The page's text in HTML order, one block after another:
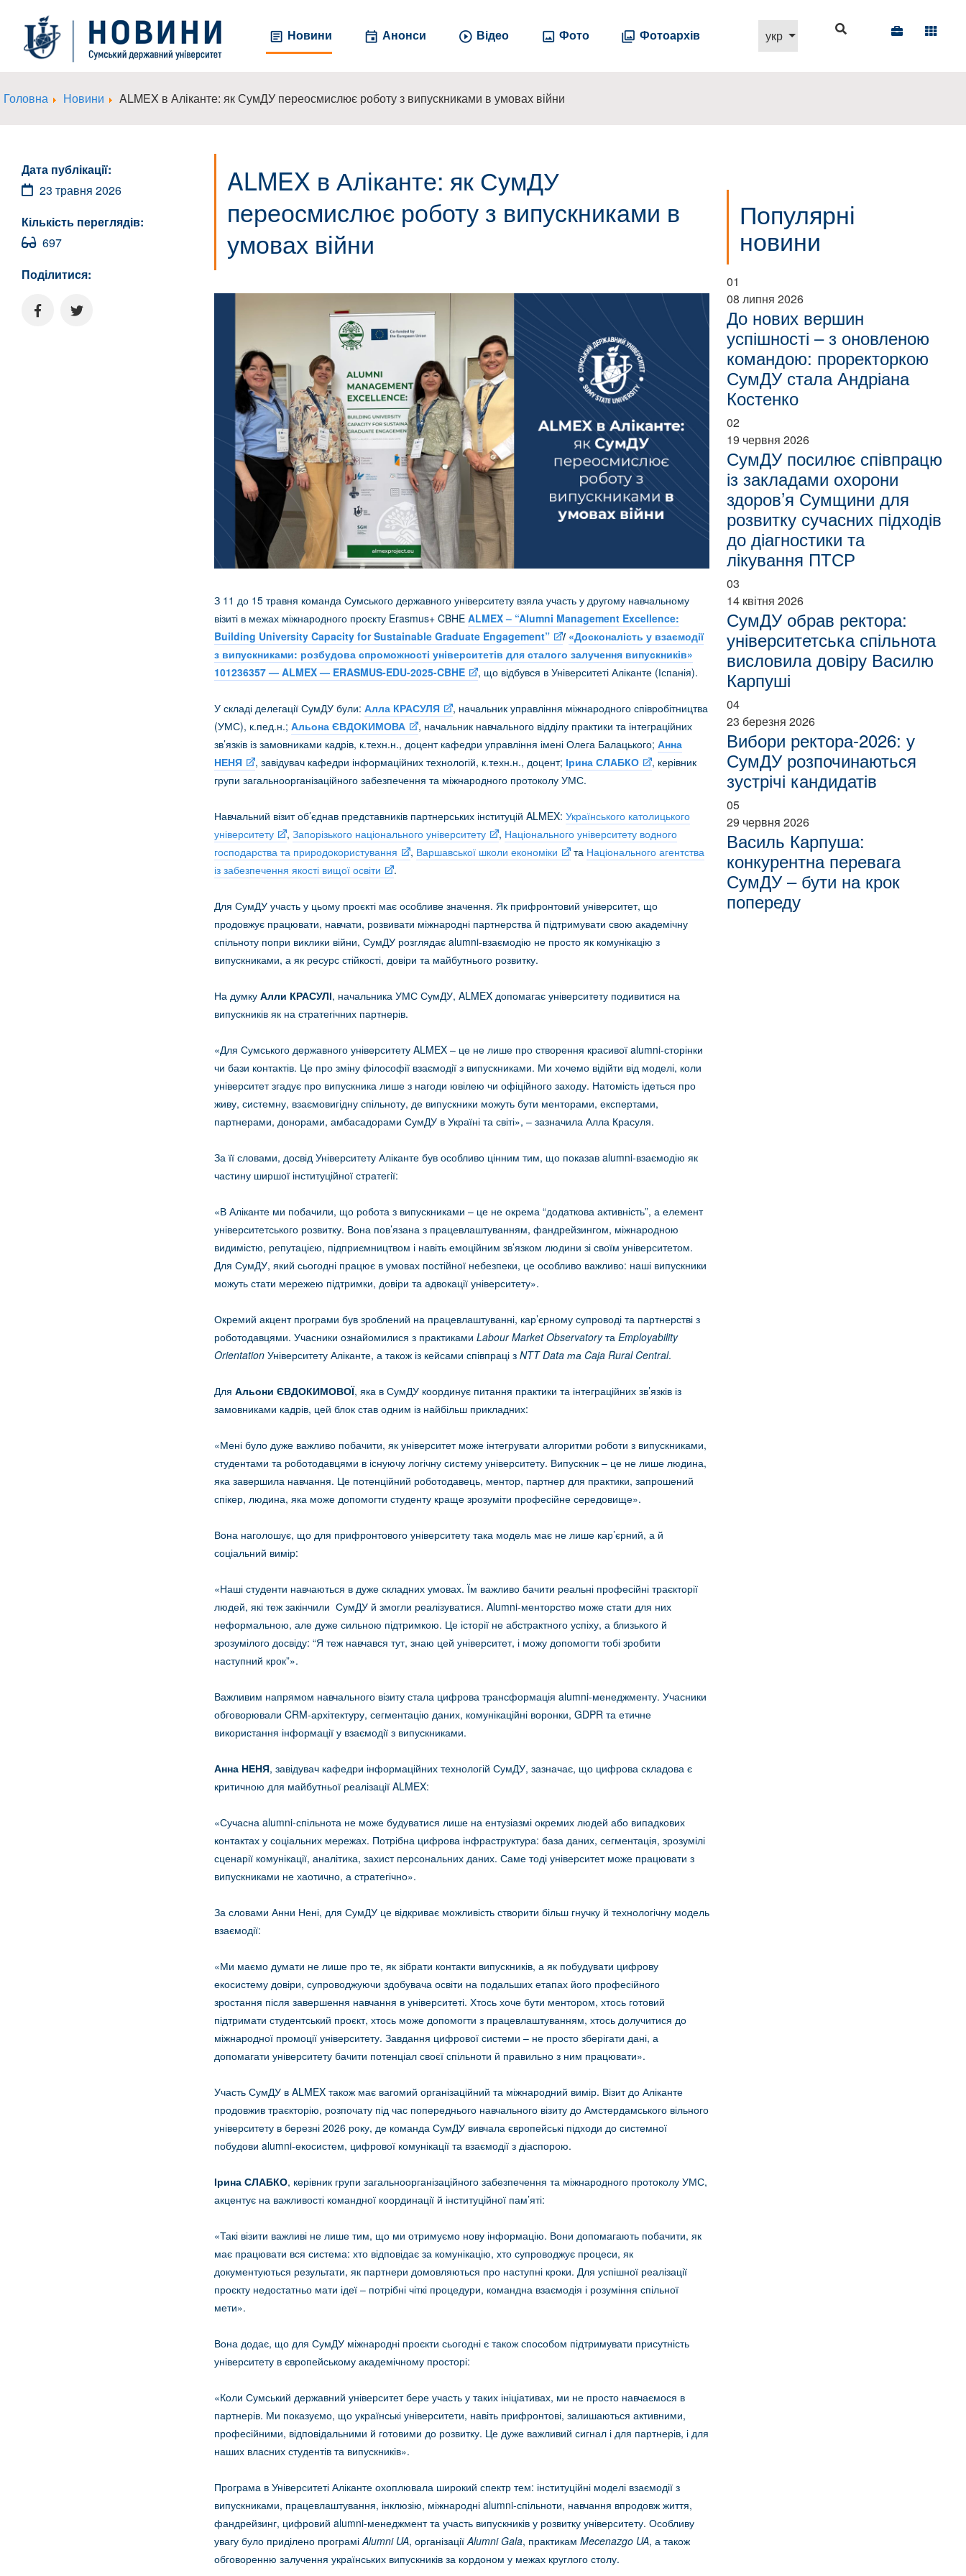
Виберіть свою мову
укр
Новини Анонси Відео Фото Фотоархів
Головна Новини ALMEX в Аліканте: як СумДУ переосмислює роботу з випускниками в умовах війни
Дата публікації:
23 травня 2026
Кількість переглядів:
697
Поділитися:
ALMEX в Аліканте: як СумДУ
переосмислює роботу з випускниками в
умовах війни
З 11 до 15 травня команда Сумського державного університету взяла участь у другому навчальному
візиті в межах міжнародного проєкту Erasmus+ CBHE ALMEX – “Alumni Management Excellence:
Building University Capacity for Sustainable Graduate Engagement”
/ «Досконалість у взаємодії
з випускниками: розбудова спроможності університетів для сталого залучення випускників»
101236357 — ALMEX — ERASMUS-EDU-2025-CBHE
, що відбувся в Університеті Аліканте (Іспанія).
У складі делегації СумДУ були: Алла КРАСУЛЯ
, начальник управління міжнародного співробітництва
(УМС), к.пед.н.; Альона ЄВДОКИМОВА
, начальник навчального відділу практики та інтеграційних
зв’язків із замовниками кадрів, к.техн.н., доцент кафедри управління імені Олега Балацького; Анна
НЕНЯ
, завідувач кафедри інформаційних технологій, к.техн.н., доцент; Ірина СЛАБКО
, керівник
групи загальноорганізаційного забезпечення та міжнародного протоколу УМС.
Навчальний візит об’єднав представників партнерських інституцій ALMEX: Українського католицького
університету
, Запорізького національного університету , Національного університету водного
господарства та природокористування
, Варшавської школи економіки та Національного агентства
із забезпечення якості вищої освіти
.
Для СумДУ участь у цьому проєкті має особливе значення. Як прифронтовий університет, що
продовжує працювати, навчати, розвивати міжнародні партнерства й підтримувати свою академічну
спільноту попри виклики війни, СумДУ розглядає alumni-взаємодію не просто як комунікацію з
випускниками, а як ресурс стійкості, довіри та майбутнього розвитку.
На думку Алли КРАСУЛІ, начальника УМС СумДУ, ALMEX допомагає університету подивитися на
випускників як на стратегічних партнерів.
«Для Сумського державного університету ALMEX – це не лише про створення красивої alumni-сторінки
чи бази контактів. Це про зміну філософії взаємодії з випускниками. Ми хочемо відійти від моделі, коли
університет згадує про випускника лише з нагоди ювілею чи офіційного заходу. Натомість ідеться про
живу, системну, взаємовигідну спільноту, де випускники можуть бути менторами, експертами,
партнерами, донорами, амбасадорами СумДУ в Україні та світі», – зазначила Алла Красуля.
За її словами, досвід Університету Аліканте був особливо цінним тим, що показав alumni-взаємодію як
частину ширшої інституційної стратегії:
«В Аліканте ми побачили, що робота з випускниками – це не окрема “додаткова активність”, а елемент
університетського розвитку. Вона пов’язана з працевлаштуванням, фандрейзингом, міжнародною
видимістю, репутацією, підприємництвом і навіть емоційним зв’язком людини зі своїм університетом.
Для СумДУ, який сьогодні працює в умовах постійної небезпеки, це особливо важливо: наші випускники
можуть стати мережею підтримки, довіри та адвокації університету».
Окремий акцент програми був зроблений на працевлаштуванні, кар’єрному супроводі та партнерстві з
роботодавцями. Учасники ознайомилися з практиками Labour Market Observatoryта Employability
OrientationУніверситету Аліканте, а також із кейсами співпраці з NTT Data та Caja Rural Central.
Для Альони ЄВДОКИМОВОЇ, яка в СумДУ координує питання практики та інтеграційних зв’язків із
замовниками кадрів, цей блок став одним із найбільш прикладних:
«Мені було дуже важливо побачити, як університет може інтегрувати алгоритми роботи з випускниками,
студентами та роботодавцями в існуючу логічну систему університету. Випускник – це не лише людина,
яка завершила навчання. Це потенційний роботодавець, ментор, партнер для практики, запрошений
спікер, людина, яка може допомогти студенту краще зрозуміти професійне середовище».
Вона наголошує, що для прифронтового університету така модель має не лише кар’єрний, а й
соціальний вимір:
«Наші студенти навчаються в дуже складних умовах. Їм важливо бачити реальні професійні траєкторії
людей, які теж закінчили СумДУ й змогли реалізуватися. Alumni-менторство може стати для них
неформальною, але дуже сильною підтримкою. Це історії не абстрактного успіху, а близького й
зрозумілого досвіду: “Я теж навчався тут, знаю цей університет, і можу допомогти тобі зробити
наступний крок”».
Важливим напрямом навчального візиту стала цифрова трансформація alumni-менеджменту. Учасники
обговорювали CRM-архітектуру, сегментацію даних, комунікаційні воронки, GDPR та етичне
використання інформації у взаємодії з випускниками.
Анна НЕНЯ, завідувач кафедри інформаційних технологій СумДУ, зазначає, що цифрова складова є
критичною для майбутньої реалізації ALMEX:
«Сучасна alumni-спільнота не може будуватися лише на ентузіазмі окремих людей або випадкових
контактах у соціальних мережах. Потрібна цифрова інфраструктура: база даних, сегментація, зрозумілі
сценарії комунікації, аналітика, захист персональних даних. Саме тоді університет може працювати з
випускниками не хаотично, а стратегічно».
За словами Анни Нені, для СумДУ це відкриває можливість створити більш гнучку й технологічну модель
взаємодії:
«Ми маємо думати не лише про те, як зібрати контакти випускників, а як побудувати цифрову
екосистему довіри, супроводжуючи здобувача освіти на подальших етапах його професійного
зростання після завершення навчання в університеті. Хтось хоче бути ментором, хтось готовий
підтримати студентський проєкт, хтось може допомогти з працевлаштуванням, хтось долучитися до
міжнародної промоції університету. Завдання цифрової системи – не просто зберігати дані, а
допомагати університету бачити потенціал своєї спільноти й правильно з ним працювати».
Участь СумДУ в ALMEX також має вагомий організаційний та міжнародний вимір. Візит до Аліканте
продовжив траєкторію, розпочату під час попереднього навчального візиту до Амстердамського вільного
університету в березні 2026 року, де команда СумДУ вивчала європейські підходи до системної
побудови alumni-екосистем, цифрової комунікації та взаємодії з діаспорою.
Ірина СЛАБКО, керівник групи загальноорганізаційного забезпечення та міжнародного протоколу УМС,
акцентує на важливості командної координації й інституційної пам’яті:
«Такі візити важливі не лише тим, що ми отримуємо нову інформацію. Вони допомагають побачити, як
має працювати вся система: хто відповідає за комунікацію, хто супроводжує процеси, як
документуються результати, як партнери домовляються про наступні кроки. Для успішної реалізації
проєкту недостатньо мати ідеї – потрібні чіткі процедури, командна взаємодія і розуміння спільної
мети».
Вона додає, що для СумДУ міжнародні проєкти сьогодні є також способом підтримувати присутність
університету в європейському академічному просторі:
«Коли Сумський державний університет бере участь у таких ініціативах, ми не просто навчаємося в
партнерів. Ми показуємо, що українські університети, навіть прифронтові, залишаються активними,
професійними, відповідальними й готовими до розвитку. Це дуже важливий сигнал і для партнерів, і для
наших власних студентів та випускників».
Програма в Університеті Аліканте охоплювала широкий спектр тем: інституційні моделі взаємодії з
випускниками, працевлаштування, інклюзію, міжнародні alumni-спільноти, навчання впродовж життя,
фандрейзинг, цифровий alumni-менеджмент та участь випускників у розвитку університету. Особливу
увагу було приділено програмі Alumni UA, організації Alumni Gala, практикам Mecenazgo UA, а також
обговоренню залучення українських випускників за кордоном у межах круглого столу.
Популярні
новини
01
08 липня 2026
До нових вершин
успішності – з оновленою
командою: проректоркою
СумДУ стала Андріана
Костенко
02
19 червня 2026
СумДУ посилює співпрацю
із закладами охорони
здоров’я Сумщини для
розвитку сучасних підходів
до діагностики та
лікування ПТСР
03
14 квітня 2026
СумДУ обрав ректора:
університетська спільнота
висловила довіру Василю
Карпуші
04
23 березня 2026
Вибори ректора-2026: у
СумДУ розпочинаються
зустрічі кандидатів
05
29 червня 2026
Василь Карпуша:
конкурентна перевага
СумДУ – бути на крок
попереду